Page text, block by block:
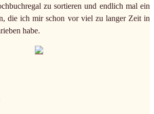
zu sortieren und endlich mal ein
die ich mir schon vor viel zu langer Zeit in
habe.